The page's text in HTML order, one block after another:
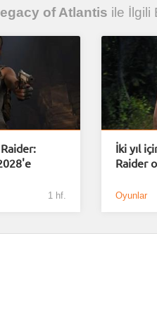
of Atlantis ile İlgili
1 hf.
İki yıl
Raider
Oyunlar